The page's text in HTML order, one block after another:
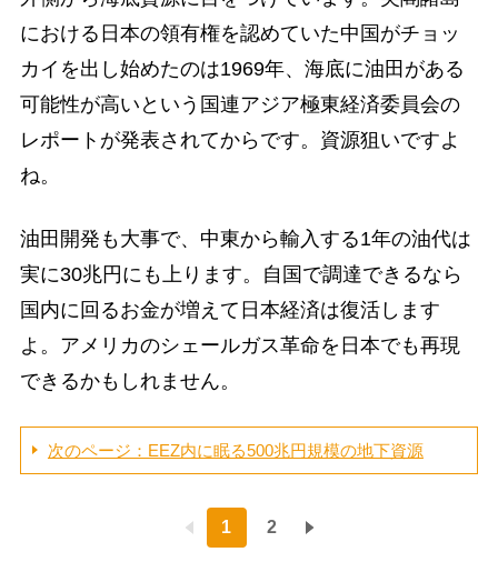
における日本の領有権を認めていた中国がチョッ
カイを出し始めたのは1969年、海底に油田がある
可能性が高いという国連アジア極東経済委員会の
レポートが発表されてからです。資源狙いですよ
ね。
油田開発も大事で、中東から輸入する1年の油代は
実に30兆円にも上ります。自国で調達できるなら
国内に回るお金が増えて日本経済は復活します
よ。アメリカのシェールガス革命を日本でも再現
できるかもしれません。
次のページ：EEZ内に眠る500兆円規模の地下資源
1 2